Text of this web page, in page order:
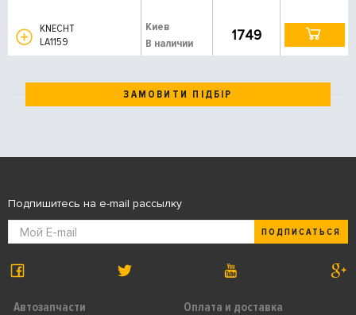
KNECHT
LA1159
Киев
В наличии
1749
ЗАМОВИТИ ПІДБІР
Автозапчасти Оплата и доставка
Подпишитесь на e-mail рассылку
ПОДПИСАТЬСЯ